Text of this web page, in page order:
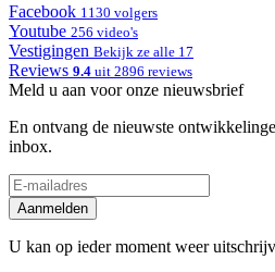
Facebook 1130 volgers
Youtube 256 video's
Vestigingen Bekijk ze alle 17
Reviews 9.4 uit 2896 reviews
Meld u aan voor onze nieuwsbrief
En ontvang de nieuwste
inbox.
Aanmelden
U kan op ieder moment weer